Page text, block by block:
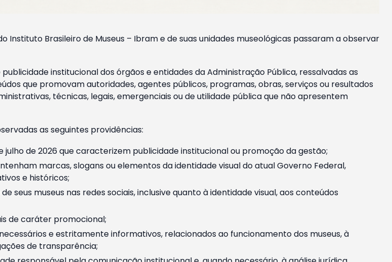
Instituto Brasileiro de Museus – Ibram e de suas unidades museológicas passaram a observar
institucional dos órgãos e entidades da Administração Pública, ressalvadas as
que promovam autoridades, agentes públicos, programas, obras, serviços ou resultados
técnicas, legais, emergenciais ou de utilidade pública que não apresentem
as seguintes providências:
de 2026 que caracterizem publicidade institucional ou promoção da gestão;
marcas, slogans ou elementos da identidade visual do atual Governo Federal,
e históricos;
seus museus nas redes sociais, inclusive quanto à identidade visual, aos conteúdos
de caráter promocional;
e estritamente informativos, relacionados ao funcionamento dos museus, à
de transparência;